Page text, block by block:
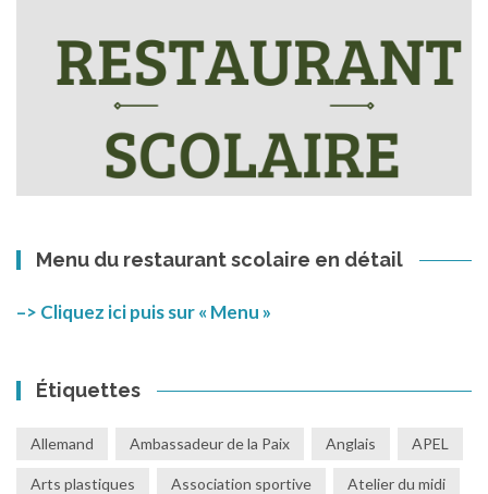
Menu du restaurant scolaire en détail
–> Cliquez ici puis sur « Menu »
Étiquettes
Allemand Ambassadeur de la Paix Anglais APEL
Arts plastiques Association sportive Atelier du midi